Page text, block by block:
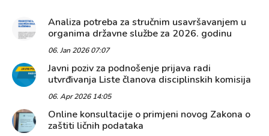
Analiza potreba za stručnim usavršavanjem u
organima državne službe za 2026. godinu
06. Jan 2026 07:07
Javni poziv za podnošenje prijava radi
utvrđivanja Liste članova disciplinskih komisija
06. Apr 2026 14:05
Online konsultacije o primjeni novog Zakona o
zaštiti ličnih podataka